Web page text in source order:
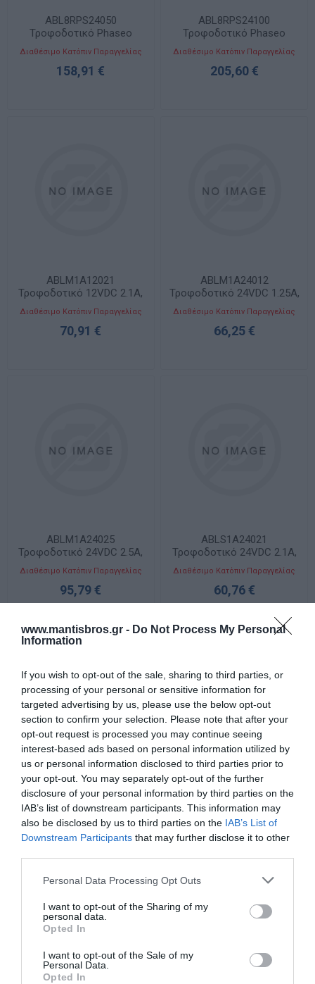
www.mantisbros.gr - Do Not Process My Personal
Information
If you wish to opt-out of the sale, sharing to third parties, or
processing of your personal or sensitive information for
targeted advertising by us, please use the below opt-out
section to confirm your selection. Please note that after your
opt-out request is processed you may continue seeing
interest-based ads based on personal information utilized by
us or personal information disclosed to third parties prior to
your opt-out. You may separately opt-out of the further
disclosure of your personal information by third parties on the
IAB’s list of downstream participants. This information may
also be disclosed by us to third parties on the IAB’s List of
Downstream Participants that may further disclose it to other
Please note that this website/app uses one or more Google
not limited to your visit or usage behaviour. You may click to
grant or deny consent to Google and its third-party tags to
use your data for below specified purposes in below Google
consent section.
Personal Data Processing Opt Outs
I want to opt-out of the Sharing of my
personal data.
Opted In
I want to opt-out of the Sale of my
Personal Data.
Opted In
ABL8RPS24050
Τροφοδοτικό Phaseo
24VDC 5A, 100-500VAC
Διαθέσιμο Κατόπιν Παραγγελίας
158,91 €
ABL8RPS24100
Τροφοδοτικό Phaseo
24VDC 10A, 100-500VAC
Διαθέσιμο Κατόπιν Παραγγελίας
205,60 €
ABLM1A12021
Τροφοδοτικό 12VDC 2.1A,
100-240VAC Modular
Διαθέσιμο Κατόπιν Παραγγελίας
70,91 €
ABLM1A24012
Τροφοδοτικό 24VDC 1.25A,
100-240VAC Modular
Διαθέσιμο Κατόπιν Παραγγελίας
66,25 €
ABLM1A24025
Τροφοδοτικό 24VDC 2.5A,
100-240VAC Modular
Διαθέσιμο Κατόπιν Παραγγελίας
95,79 €
ABLS1A24021
Τροφοδοτικό 24VDC 2.1A,
100-240VAC Optimized
Διαθέσιμο Κατόπιν Παραγγελίας
60,76 €
ABLS1A24031
Τροφοδοτικό 24VDC 3.1A,
100-240VAC Optimized
Διαθέσιμο Κατόπιν Παραγγελίας
ABLS1A24038
Τροφοδοτικό Ράγας
Modicon 24VDC 3.8A 100-
240VAC Optimized